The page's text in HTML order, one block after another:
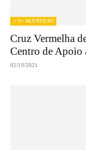
// S+ ALENTEJO
Cruz Vermelha
Centro de Apoio
02/10/2021